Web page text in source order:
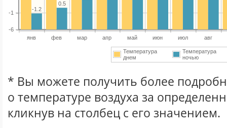
янв фев мар апр май июн июл авг
-6
-1
0.5
-1.2
Температура
днем
Температура
ночью
* Вы можете получить более
о температуре воздуха за
кликнув на столбец с его значением.